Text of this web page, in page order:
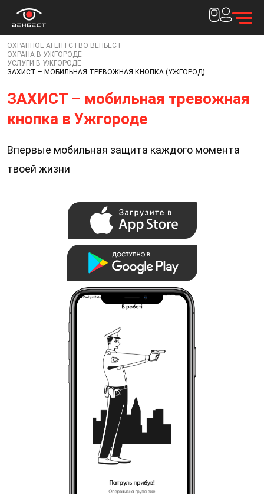
ОХРАННОЕ АГЕНТСТВО ВЕНБЕСТ
ОХРАНА В УЖГОРОДЕ
УСЛУГИ В УЖГОРОДЕ
ЗАХИСТ – МОБИЛЬНАЯ ТРЕВОЖНАЯ КНОПКА (УЖГОРОД)
ЗАХИСТ – мобильная тревожная
кнопка в Ужгороде
Впервые мобильная защита каждого момента
твоей жизни
Спасибо за
заявку!
Наш менеджер свяжется с вами в течение 15